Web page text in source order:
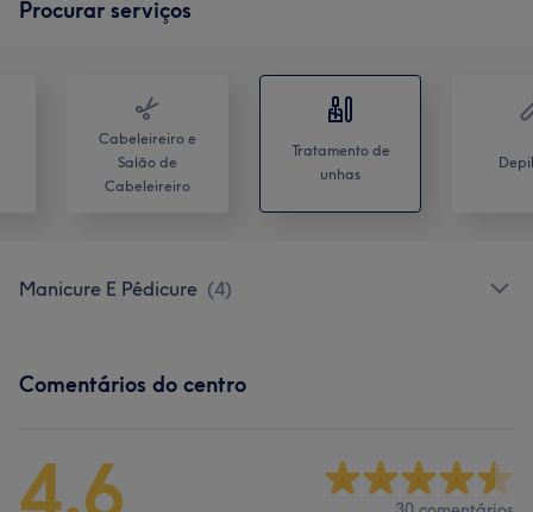
Procurar serviços
Cabeleireiro e
Salão de
Cabeleireiro
Tratamento de
unhas
Manicure E Pédicure (4)
Comentários do centro
4,6